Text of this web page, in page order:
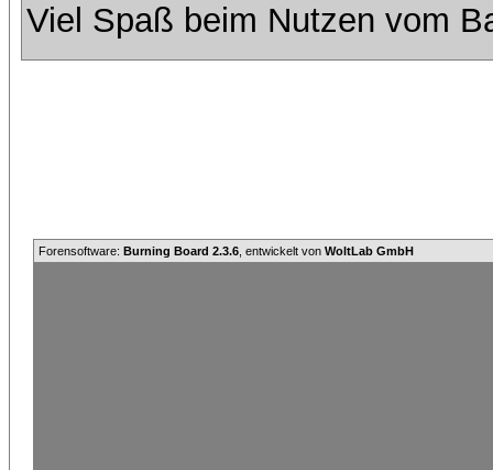
Viel Spaß beim Nutzen vom
Forensoftware: Burning Board 2.3.6 , entwickelt von WoltLab GmbH